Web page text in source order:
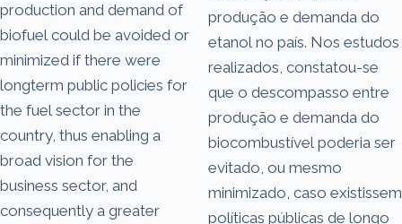
production and demand of
biofuel could be avoided or
minimized if there were
longterm public policies for
the fuel sector in the
country, thus enabling a
broad vision for the
business sector, and
consequently a greater
produção e demanda do
etanol no país. Nos estudos
realizados, constatou-se
que o descompasso entre
produção e demanda do
biocombustível poderia ser
evitado, ou mesmo
minimizado, caso existissem
políticas públicas de longo